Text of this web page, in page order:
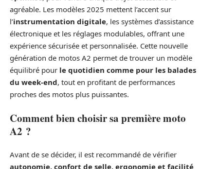
agréable. Les modèles 2025 mettent l’accent sur
l’instrumentation digitale, les systèmes d’assistance
électronique et les réglages modulables, offrant une
expérience sécurisée et personnalisée. Cette nouvelle
génération de motos A2 permet de trouver un modèle
équilibré pour le quotidien comme pour les balades
du week-end, tout en profitant de performances
proches des motos plus puissantes.
Comment bien choisir sa première moto
A2 ?
Avant de se décider, il est recommandé de vérifier
autonomie, confort de selle, ergonomie et facilité